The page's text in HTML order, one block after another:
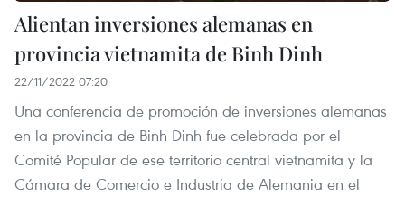
Alientan inversiones alemanas en
provincia vietnamita de Binh Dinh
22/11/2022 07:20
Una conferencia de promoción de inversiones alemanas
en la provincia de Binh Dinh fue celebrada por el
Comité Popular de ese territorio central vietnamita y la
Cámara de Comercio e Industria de Alemania en el